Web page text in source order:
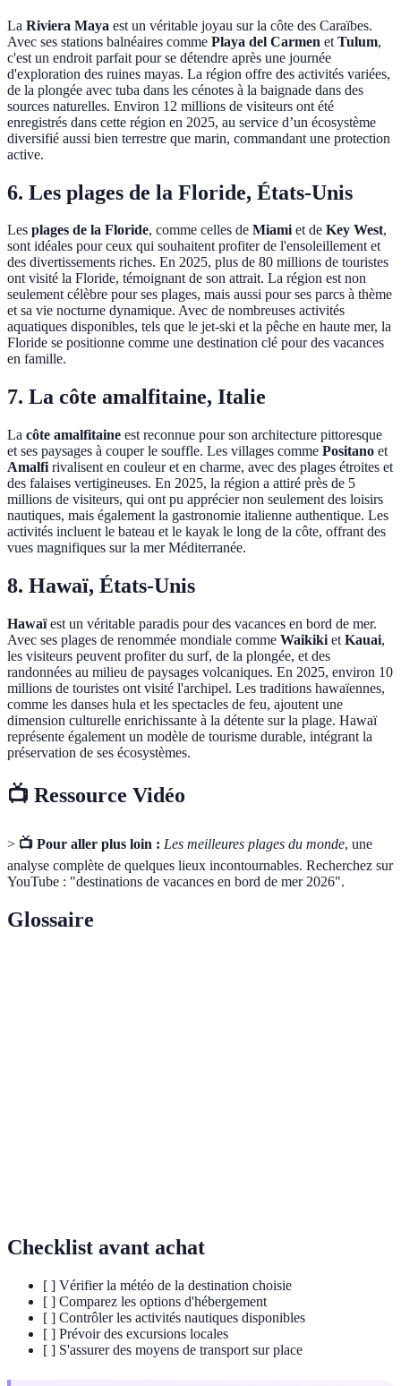
La Riviera Maya est un véritable joyau sur la côte des Caraïbes.
Avec ses stations balnéaires comme Playa del Carmen et Tulum,
c'est un endroit parfait pour se détendre après une journée
d'exploration des ruines mayas. La région offre des activités variées,
de la plongée avec tuba dans les cénotes à la baignade dans des
sources naturelles. Environ 12 millions de visiteurs ont été
enregistrés dans cette région en 2025, au service d’un écosystème
diversifié aussi bien terrestre que marin, commandant une protection
active.
6. Les plages de la Floride, États-Unis
Les plages de la Floride, comme celles de Miamiet de Key West,
sont idéales pour ceux qui souhaitent profiter de l'ensoleillement et
des divertissements riches. En 2025, plus de 80 millions de touristes
ont visité la Floride, témoignant de son attrait. La région est non
seulement célèbre pour ses plages, mais aussi pour ses parcs à thème
et sa vie nocturne dynamique. Avec de nombreuses activités
aquatiques disponibles, tels que le jet-ski et la pêche en haute mer, la
Floride se positionne comme une destination clé pour des vacances
en famille.
7. La côte amalfitaine, Italie
La côte amalfitaine est reconnue pour son architecture pittoresque
et ses paysages à couper le souffle. Les villages comme Positano et
Amalfi rivalisent en couleur et en charme, avec des plages étroites et
des falaises vertigineuses. En 2025, la région a attiré près de 5
millions de visiteurs, qui ont pu apprécier non seulement des loisirs
nautiques, mais également la gastronomie italienne authentique. Les
activités incluent le bateau et le kayak le long de la côte, offrant des
vues magnifiques sur la mer Méditerranée.
8. Hawaï, États-Unis
Hawaïest un véritable paradis pour des vacances en bord de mer.
Avec ses plages de renommée mondiale comme Waikiki et Kauai,
les visiteurs peuvent profiter du surf, de la plongée, et des
randonnées au milieu de paysages volcaniques. En 2025, environ 10
millions de touristes ont visité l'archipel. Les traditions hawaïennes,
comme les danses hula et les spectacles de feu, ajoutent une
dimension culturelle enrichissante à la détente sur la plage. Hawaï
représente également un modèle de tourisme durable, intégrant la
préservation de ses écosystèmes.
📺 Ressource Vidéo
> 📺 Pour aller plus loin : Les meilleures plages du monde, une
analyse complète de quelques lieux incontournables. Recherchez sur
YouTube : "destinations de vacances en bord de mer 2026".
Glossaire
Checklist avant achat
[ ] Vérifier la météo de la destination choisie
[ ] Comparez les options d'hébergement
[ ] Contrôler les activités nautiques disponibles
[ ] Prévoir des excursions locales
[ ] S'assurer des moyens de transport sur place